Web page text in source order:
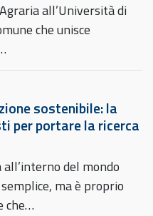
all’Università di
che unisce
sostenibile: la
per portare la ricerca
del mondo
ma è proprio
che…